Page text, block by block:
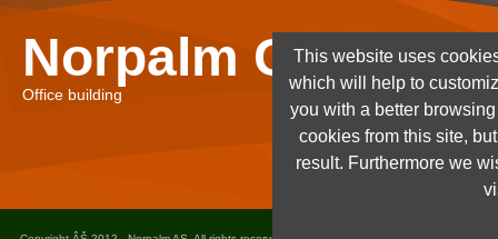
Norpalm Ghana
Office building
This website uses
which will help to
you with a better
cookies from this site,
result. Furthermore we